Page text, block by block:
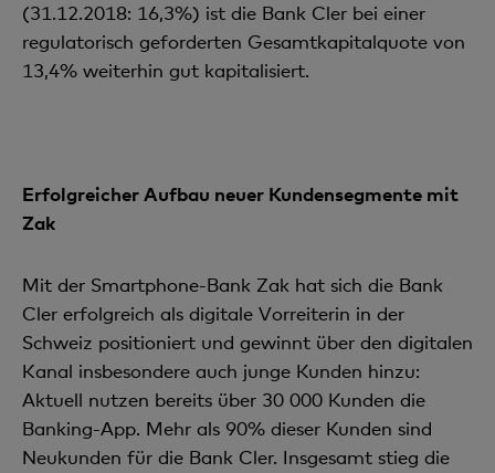
(31.12.2018: 16,3%) ist die Bank Cler bei einer
regulatorisch geforderten Gesamtkapitalquote von
13,4% weiterhin gut kapitalisiert.
Erfolgreicher Aufbau neuer Kundensegmente mit
Zak
Mit der Smartphone-Bank Zak hat sich die Bank
Cler erfolgreich als digitale Vorreiterin in der
Schweiz positioniert und gewinnt über den digitalen
Kanal insbesondere auch junge Kunden hinzu:
Aktuell nutzen bereits über 30 000 Kunden die
Banking-App. Mehr als 90% dieser Kunden sind
Neukunden für die Bank Cler. Insgesamt stieg die